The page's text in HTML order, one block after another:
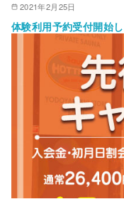
2021年2月25日
体験利用予約受付開始し